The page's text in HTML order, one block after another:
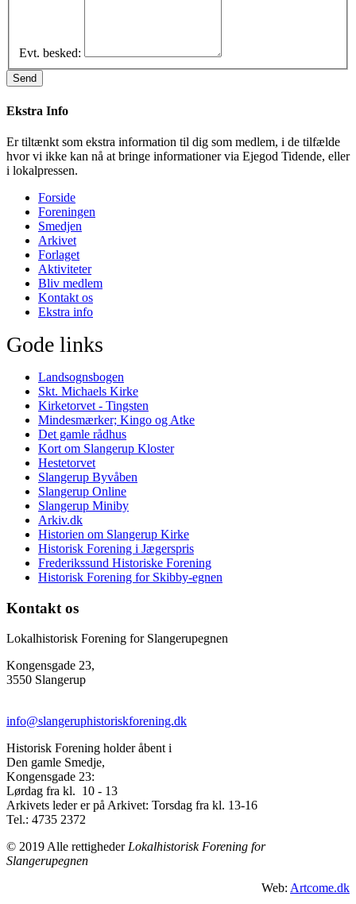
Evt. besked:
Send
Ekstra Info
Er tiltænkt som ekstra information til dig som medlem, i de tilfælde
hvor vi ikke kan nå at bringe informationer via Ejegod Tidende, eller
i lokalpressen.
Forside
Foreningen
Smedjen
Arkivet
Forlaget
Aktiviteter
Bliv medlem
Kontakt os
Ekstra info
Gode links
Landsognsbogen
Skt. Michaels Kirke
Kirketorvet - Tingsten
Mindesmærker; Kingo og Atke
Det gamle rådhus
Kort om Slangerup Kloster
Hestetorvet
Slangerup Byvåben
Slangerup Online
Slangerup Miniby
Arkiv.dk
Historien om Slangerup Kirke
Historisk Forening i Jægerspris
Frederikssund Historiske Forening
Historisk Forening for Skibby-egnen
Kontakt os
Lokalhistorisk Forening for Slangerupegnen
Kongensgade 23,
3550 Slangerup
info@slangeruphistoriskforening.dk
Historisk Forening holder åbent i
Den gamle Smedje,
Kongensgade 23:
Lørdag fra kl. 10 - 13
Arkivets leder er på Arkivet: Torsdag fra kl. 13-16
Tel.: 4735 2372
© 2019 Alle rettigheder Lokalhistorisk Forening for
Slangerupegnen
Web: Artcome.dk